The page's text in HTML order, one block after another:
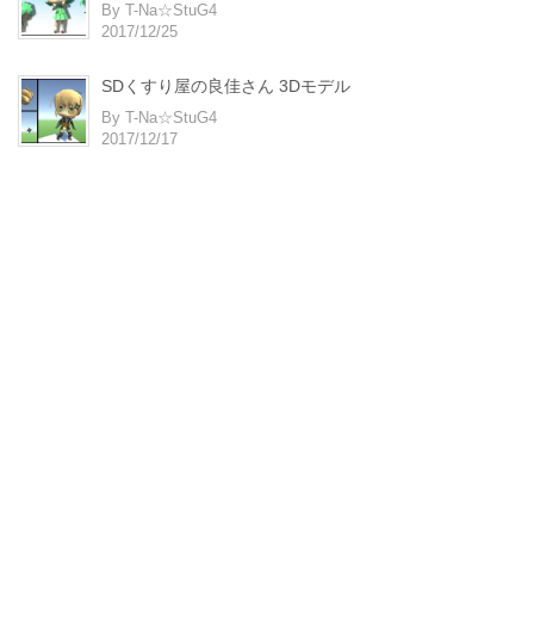
By T-Na☆StuG4
2017/12/25
SDくすり屋の良佳さん 3Dモデル
By T-Na☆StuG4
2017/12/17